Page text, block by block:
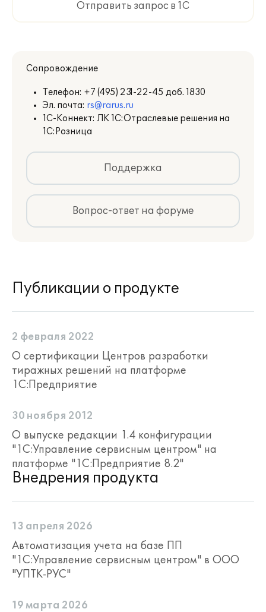
Отправить запрос в 1С
Сопровождение
Телефон: +7 (495) 231-22-45 доб. 1830
Эл. почта: rs@rarus.ru
1С-Коннект: ЛК 1С:Отраслевые решения на
1С:Розница
Поддержка
Вопрос-ответ на форуме
Публикации о продукте
2 февраля 2022
О сертификации Центров разработки
тиражных решений на платформе
1С:Предприятие
30 ноября 2012
О выпуске редакции 1.4 конфигурации
"1С:Управление сервисным центром" на
платформе "1С:Предприятие 8.2"
Внедрения продукта
13 апреля 2026
Автоматизация учета на базе ПП
"1С:Управление сервисным центром" в ООО
"УПТК-РУС"
19 марта 2026